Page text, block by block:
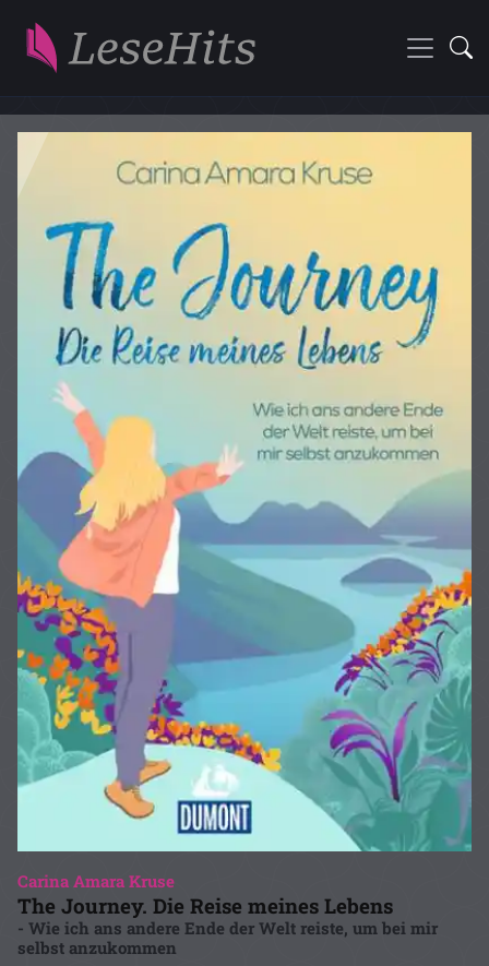
Carina Amara Kruse
The Journey. Die Reise meines Lebens
- Wie ich ans andere Ende der Welt reiste, um bei mir
selbst anzukommen